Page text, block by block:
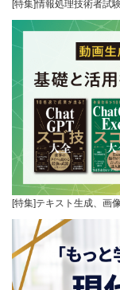
[特集]情報処理技術者試
[特集]テキスト生成、画